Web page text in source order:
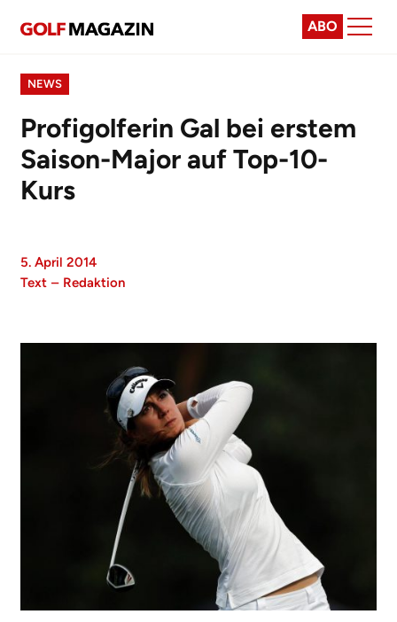
ABO
NEWS
Profigolferin Gal bei erstem
Saison-Major auf Top-10-
Kurs
5. April 2014
Text – Redaktion